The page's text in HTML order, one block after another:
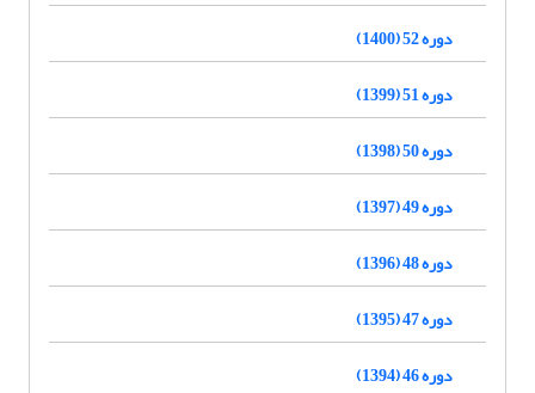
دوره 52 (1400)
دوره 51 (1399)
دوره 50 (1398)
دوره 49 (1397)
دوره 48 (1396)
دوره 47 (1395)
دوره 46 (1394)